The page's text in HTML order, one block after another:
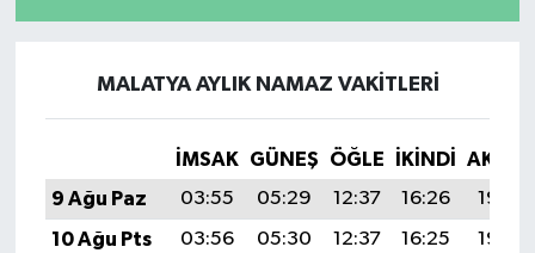
MALATYA AYLIK NAMAZ VAKITLERI
İMSAK GÜNEŞ ÖĞLE İKINDI
9 Ağu Paz
03:55 05:29 12:37 16:26
19:36
10 Ağu Pts
03:56 05:30 12:37 16:25
19:35